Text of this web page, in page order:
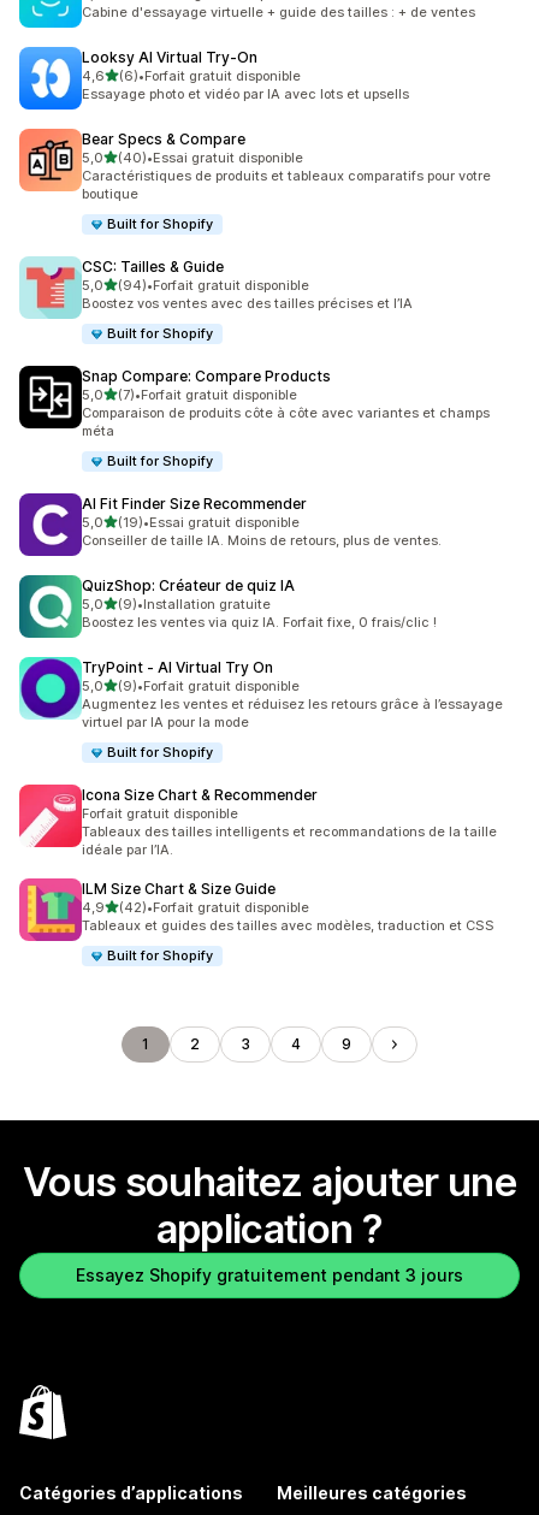
Cabine d'essayage virtuelle + guide des tailles : + de ventes
Looksy AI Virtual Try‑On
4,6étoile(s) sur 5
(6)
6 avis au total
•Forfait gratuit disponible
Essayage photo et vidéo par IA avec lots et upsells
Bear Specs & Compare
5,0étoile(s) sur 5
(40)
40 avis au total
•Essai gratuit disponible
Caractéristiques de produits et tableaux comparatifs pour votre
boutique
Built for Shopify
CSC: Tailles & Guide
5,0étoile(s) sur 5
(94)
94 avis au total
•Forfait gratuit disponible
Boostez vos ventes avec des tailles précises et l’IA
Built for Shopify
Snap Compare: Compare Products
5,0étoile(s) sur 5
(7)
7 avis au total
•Forfait gratuit disponible
Comparaison de produits côte à côte avec variantes et champs
méta
Built for Shopify
AI Fit Finder Size Recommender
5,0étoile(s) sur 5
(19)
19 avis au total
•Essai gratuit disponible
Conseiller de taille IA. Moins de retours, plus de ventes.
QuizShop: Créateur de quiz IA
5,0étoile(s) sur 5
(9)
9 avis au total
•Installation gratuite
Boostez les ventes via quiz IA. Forfait fixe, 0 frais/clic !
TryPoint ‑ AI Virtual Try On
5,0étoile(s) sur 5
(9)
9 avis au total
•Forfait gratuit disponible
Augmentez les ventes et réduisez les retours grâce à l’essayage
virtuel par IA pour la mode
Built for Shopify
Icona Size Chart & Recommender
Forfait gratuit disponible
Tableaux des tailles intelligents et recommandations de la taille
idéale par l’IA.
ILM Size Chart & Size Guide
4,9étoile(s) sur 5
(42)
42 avis au total
•Forfait gratuit disponible
Tableaux et guides des tailles avec modèles, traduction et CSS
Built for Shopify
1 2 3 4 9
Vous souhaitez ajouter une
application ?
Essayez Shopify gratuitement pendant 3 jours
Catégories d’applications Meilleures catégories